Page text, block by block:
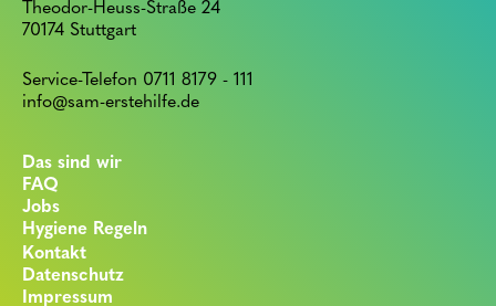
Theodor-Heuss-Straße 24
70174 Stuttgart
Service-Telefon 0711 8179 - 111
info@sam-erstehilfe.de
Das sind wir
FAQ
Jobs
Hygiene Regeln
Kontakt
Datenschutz
Impressum